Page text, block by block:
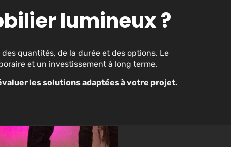
lumineux ?
quantités, de la durée et des options. Le
et un investissement à long terme.
les solutions adaptées à votre projet.